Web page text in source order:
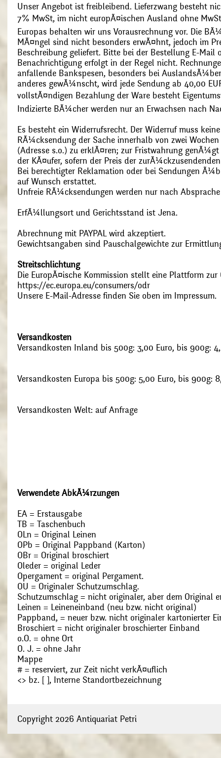
Unser Angebot ist freibleibend. Lieferzwang besteht
7% MwSt, im nicht europÃ¤ischen Ausland ohne
Europas behalten wir uns Vorausrechnung vor. Die
MÃ¤ngel sind nicht besonders erwÃ¤hnt, jedoch im
Beschreibung geliefert. Bitte bei der Bestellung E-Mail
Benachrichtigung erfolgt in der Regel nicht.
anfallende Bankspesen, besonders bei
anderes gewÃ¼nscht, wird jede Sendung ab 40,00
vollstÃ¤ndigen Bezahlung der Ware besteht
Indizierte BÃ¼cher werden nur an Erwachsen nach
Es besteht ein Widerrufsrecht. Der Widerruf muss
RÃ¼cksendung der Sache innerhalb von zwei
(Adresse s.o.) zu erklÃ¤ren; zur Fristwahrung
der KÃ¤ufer, sofern der Preis der
Bei berechtigter Reklamation oder bei Sendungen
auf Wunsch erstattet.
Unfreie RÃ¼cksendungen werden nur nach
ErfÃ¼llungsort und Gerichtsstand ist Jena.
Abrechnung mit PAYPAL wird akzeptiert.
Gewichtsangaben sind Pauschalgewichte zur
Streitschlichtung
Die EuropÃ¤ische Kommission stellt eine Plattform
https://ec.europa.eu/consumers/odr
Unsere E-Mail-Adresse finden Sie oben im Impressum.
Versandkosten
Versandkosten Inland bis 500g: 3,00 Euro, bis 900g:
Versandkosten Europa bis 500g: 5,00 Euro, bis 900g:
Versandkosten Welt: auf Anfrage
Verwendete AbkÃ¼rzungen
EA = Erstausgabe
TB = Taschenbuch
OLn = Original Leinen
OPb = Original Pappband (Karton)
OBr = Original broschiert
Oleder = original Leder
Opergament = original Pergament.
OU = Originaler Schutzumschlag.
Schutzumschlag = nicht originaler, aber dem Original
Leinen = Leineneinband (neu bzw. nicht original)
Pappband, = neuer bzw. nicht originaler kartonierter
Broschiert = nicht originaler broschierter Einband
o.O. = ohne Ort
O. J. = ohne Jahr
Mappe
# = reserviert, zur Zeit nicht verkÃ¤uflich
<> bz. [ ], Interne Standortbezeichnung
Copyright 2026 Antiquariat Petri